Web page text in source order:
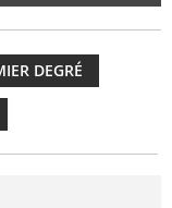
DEGRÉ